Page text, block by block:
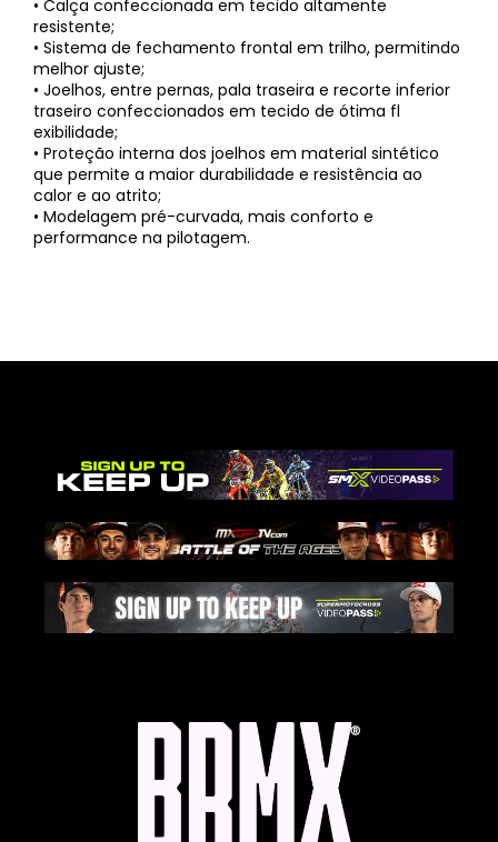
• Calça confeccionada em tecido altamente
resistente;
• Sistema de fechamento frontal em trilho, permitindo
melhor ajuste;
• Joelhos, entre pernas, pala traseira e recorte inferior
traseiro confeccionados em tecido de ótima fl
exibilidade;
• Proteção interna dos joelhos em material sintético
que permite a maior durabilidade e resistência ao
calor e ao atrito;
• Modelagem pré-curvada, mais conforto e
performance na pilotagem.